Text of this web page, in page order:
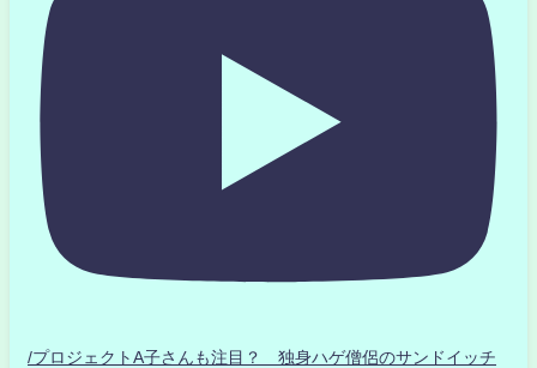
/プロジェクトA子さんも注目？ 独身ハゲ僧侶のサンドイッチ